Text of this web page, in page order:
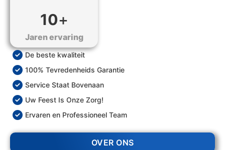
10+
Jaren ervaring
De beste kwaliteit
100% Tevredenheids Garantie
Service Staat Bovenaan
Uw Feest Is Onze Zorg!
Ervaren en Professioneel Team
OVER ONS